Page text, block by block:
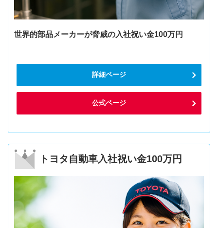
世界的部品メーカーが脅威の入社祝い金100万円
詳細ページ
公式ページ
トヨタ自動車入社祝い金100万円